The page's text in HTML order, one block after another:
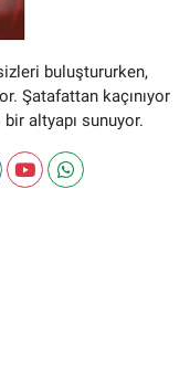
buluştururken,
Şatafattan kaçınıyor
altyapı sunuyor.